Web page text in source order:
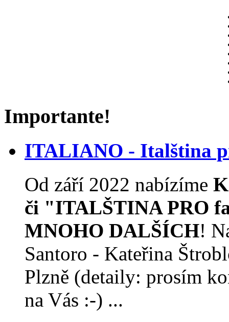
Importante!
ITALIANO - Italština
Od září 2022 nabízíme
či "ITALŠTINA PRO
MNOHO DALŠÍCH!
Santoro - Kateřina
Plzně (detaily: prosím
na Vás :-) ...